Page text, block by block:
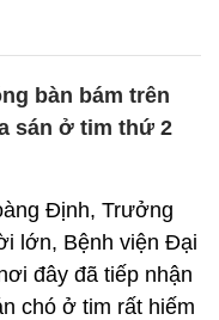
bàn bám trên
sán ở tim thứ 2
Định, Trưởng
lớn, Bệnh viện Đại
đây đã tiếp nhận
chó ở tim rất hiếm